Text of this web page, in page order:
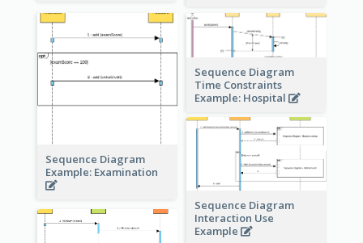
Sequence Diagram
Example: Examination
Sequence Diagram
Time Constraints
Example: Hospital
Sequence Diagram
Interaction Use
Example